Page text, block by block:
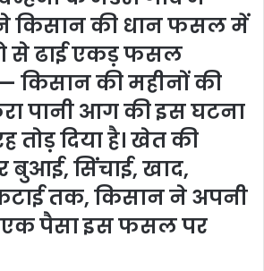
ने किसान की धान फसल में
से ढाई एकड़ फसल
किसान की महीनों की
पानी आग की इस घटना
तोड़ दिया है। खेत की
सिंचाई, खाद,
तक, किसान ने अपनी
एक पैसा इस फसल पर